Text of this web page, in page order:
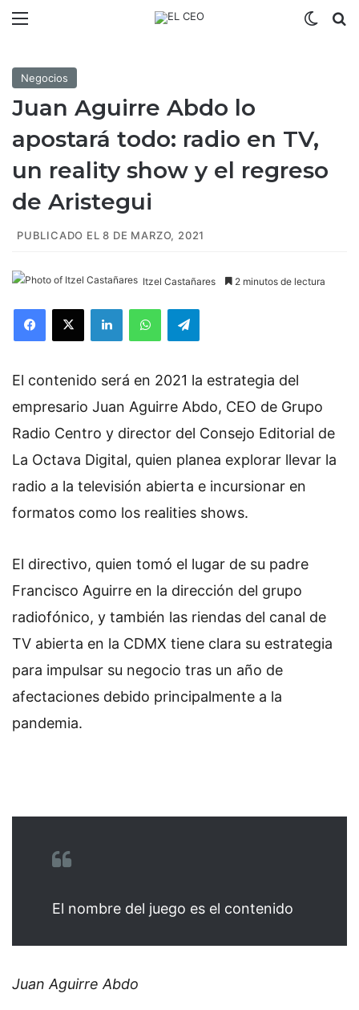
Negocios
Juan Aguirre Abdo lo
apostará todo: radio en TV,
un reality show y el regreso
de Aristegui
PUBLICADO EL 8 DE MARZO, 2021
Itzel Castañares 2 minutos de lectura
El contenido será en 2021 la estrategia del
empresario Juan Aguirre Abdo, CEO de Grupo
Radio Centro y director del Consejo Editorial de
La Octava Digital, quien planea explorar llevar la
radio a la televisión abierta e incursionar en
formatos como los realities shows.
El directivo, quien tomó el lugar de su padre
Francisco Aguirre en la dirección del grupo
radiofónico, y también las riendas del canal de
TV abierta en la CDMX tiene clara su estrategia
para impulsar su negocio tras un año de
afectaciones debido principalmente a la
pandemia.
El nombre del juego es el contenido
Juan Aguirre Abdo